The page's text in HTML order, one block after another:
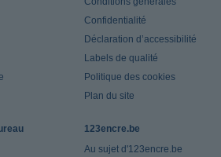
Confidentialité
Déclaration d’accessibilité
Labels de qualité
Politique des cookies
Plan du site
123encre.be
Au sujet d'123encre.be